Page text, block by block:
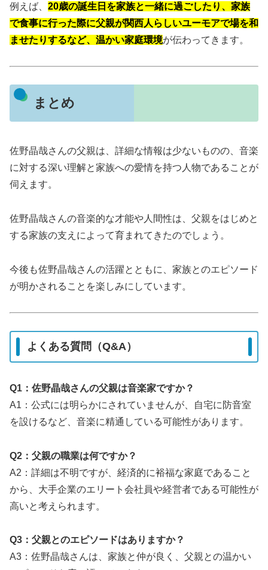
例えば、 20歳の誕生日を家族と一緒に過ごしたり、家族
で食事に行った際に父親が関西人らしいユーモアで場を和
ませたりするなど、温かい家庭環境が伝わってきます。
まとめ
佐野晶哉さんの父親は、詳細な情報は少ないものの、音楽
に対する深い理解と家族への愛情を持つ人物であることが
伺えます。
佐野晶哉さんの音楽的な才能や人間性は、父親をはじめと
する家族の支えによって育まれてきたのでしょう。
今後も佐野晶哉さんの活躍とともに、家族とのエピソード
が明かされることを楽しみにしています。
よくある質問（Q&A）
Q1：佐野晶哉さんの父親は音楽家ですか？
A1：公式には明らかにされていませんが、自宅に防音室
を設けるなど、音楽に精通している可能性があります。
Q2：父親の職業は何ですか？
A2：詳細は不明ですが、経済的に裕福な家庭であること
から、大手企業のエリート会社員や経営者である可能性が
高いと考えられます。
Q3：父親とのエピソードはありますか？
A3：佐野晶哉さんは、家族と仲が良く、父親との温かい